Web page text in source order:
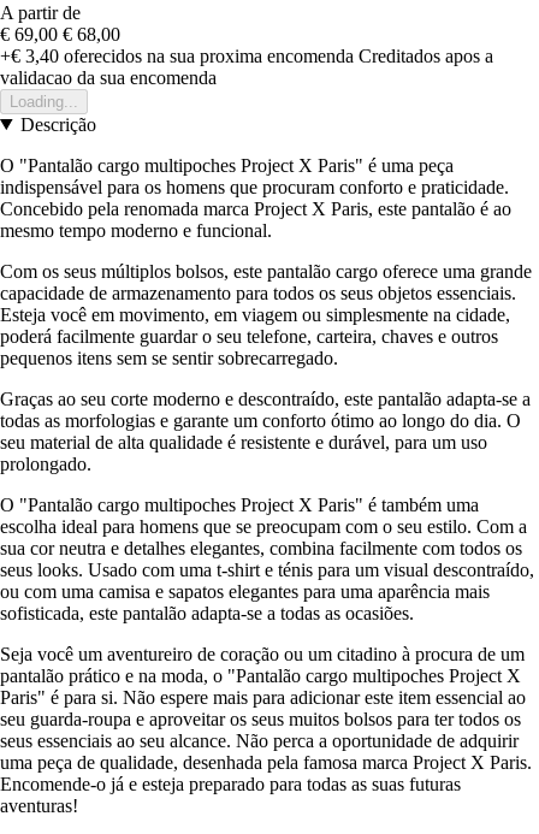
A partir de
€ 69,00 € 68,00
+€ 3,40 oferecidos na sua proxima encomenda Creditados apos a
validacao da sua encomenda
Loading...
Descrição
O "Pantalão cargo multipoches Project X Paris" é uma peça
indispensável para os homens que procuram conforto e praticidade.
Concebido pela renomada marca Project X Paris, este pantalão é ao
mesmo tempo moderno e funcional.
Com os seus múltiplos bolsos, este pantalão cargo oferece uma grande
capacidade de armazenamento para todos os seus objetos essenciais.
Esteja você em movimento, em viagem ou simplesmente na cidade,
poderá facilmente guardar o seu telefone, carteira, chaves e outros
pequenos itens sem se sentir sobrecarregado.
Graças ao seu corte moderno e descontraído, este pantalão adapta-se a
todas as morfologias e garante um conforto ótimo ao longo do dia. O
seu material de alta qualidade é resistente e durável, para um uso
prolongado.
O "Pantalão cargo multipoches Project X Paris" é também uma
escolha ideal para homens que se preocupam com o seu estilo. Com a
sua cor neutra e detalhes elegantes, combina facilmente com todos os
seus looks. Usado com uma t-shirt e ténis para um visual descontraído,
ou com uma camisa e sapatos elegantes para uma aparência mais
sofisticada, este pantalão adapta-se a todas as ocasiões.
Seja você um aventureiro de coração ou um citadino à procura de um
pantalão prático e na moda, o "Pantalão cargo multipoches Project X
Paris" é para si. Não espere mais para adicionar este item essencial ao
seu guarda-roupa e aproveitar os seus muitos bolsos para ter todos os
seus essenciais ao seu alcance. Não perca a oportunidade de adquirir
uma peça de qualidade, desenhada pela famosa marca Project X Paris.
Encomende-o já e esteja preparado para todas as suas futuras
aventuras!